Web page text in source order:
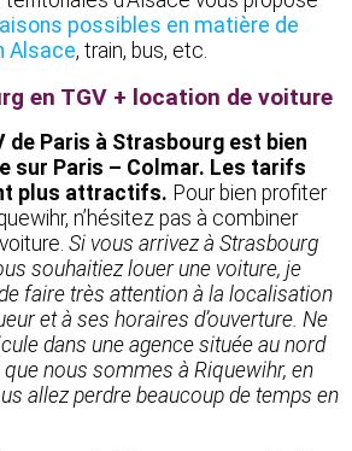
possibles en matière de
Alsace, train, bus, etc.
en TGV + location de voiture
de Paris à Strasbourg est bien
sur Paris – Colmar. Les tarifs
plus attractifs. Pour bien profiter
n’hésitez pas à combiner
Si vous arrivez à Strasbourg
souhaitiez louer une voiture, je
faire très attention à la localisation
et à ses horaires d’ouverture. Ne
dans une agence située au nord
nous sommes à Riquewihr, en
allez perdre beaucoup de temps en